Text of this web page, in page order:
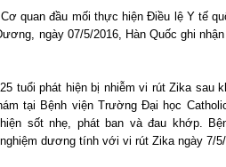
quan đầu mối thực hiện Điều lệ Y tế
ngày 07/5/2016, Hàn Quốc ghi
tuổi phát hiện bị nhiễm vi rút Zika sau
tại Bệnh viện Trường Đại học
sốt nhẹ, phát ban và đau khớp.
dương tính với vi rút Zika ngày 7/